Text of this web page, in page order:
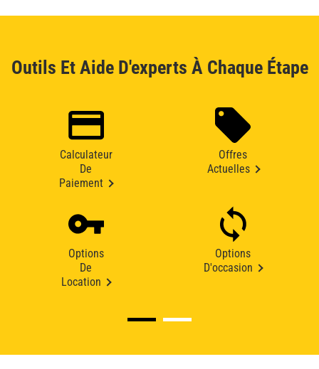
Outils Et Aide D'experts À Chaque Étape
Calculateur
De
Paiement
Offres
Actuelles
Options
De
Location
Options
D'occasion